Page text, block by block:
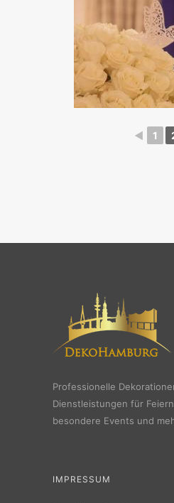
◄ 1
Professionelle
Dienstleistungen für
besondere Events und
IMPRESSUM